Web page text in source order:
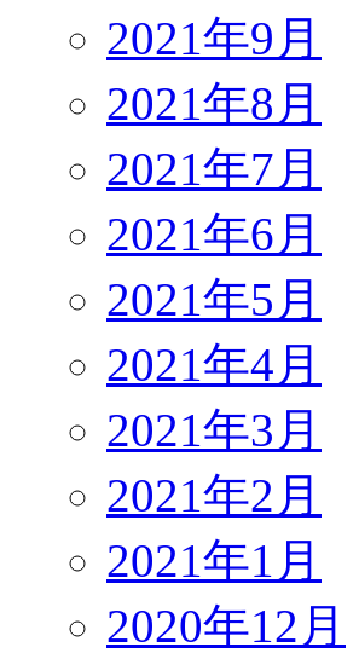
2021年9月
2021年8月
2021年7月
2021年6月
2021年5月
2021年4月
2021年3月
2021年2月
2021年1月
2020年12月